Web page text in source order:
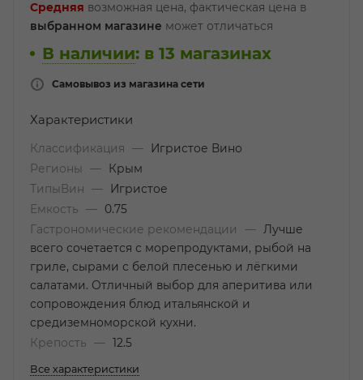
Средняя возможная цена, фактическая цена в
выбранном магазине может отличаться
В наличии: в 13 магазинах
Самовывоз из магазина сети
Характеристики
Классификация —
Игристое Вино
Регионы
—
Крым
ТипыВин
—
Игристое
Емкость
—
0.75
Гастрономические рекомендации
—
Лучше
всего сочетается с морепродуктами, рыбой на
гриле, сырами с белой плесенью и лёгкими
салатами. Отличный выбор для аперитива или
сопровождения блюд итальянской и
средиземноморской кухни.
Крепость
— 12.5
Все характеристики